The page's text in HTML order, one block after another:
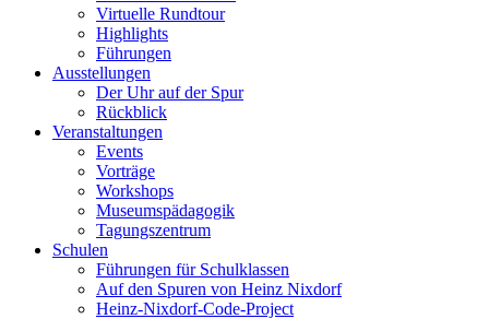
Virtuelle Rundtour
Highlights
Führungen
Ausstellungen
Der Uhr auf der Spur
Rückblick
Veranstaltungen
Events
Vorträge
Workshops
Museumspädagogik
Tagungszentrum
Schulen
Führungen für Schulklassen
Auf den Spuren von Heinz Nixdorf
Heinz-Nixdorf-Code-Project